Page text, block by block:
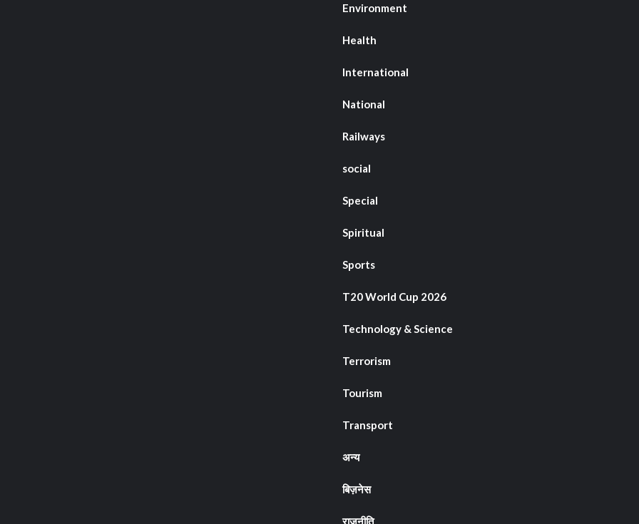
Environment
Health
International
National
Railways
social
Special
Spiritual
Sports
T20 World Cup 2026
Technology & Science
Terrorism
Tourism
Transport
अन्य
बिज़नेस
राजनीति